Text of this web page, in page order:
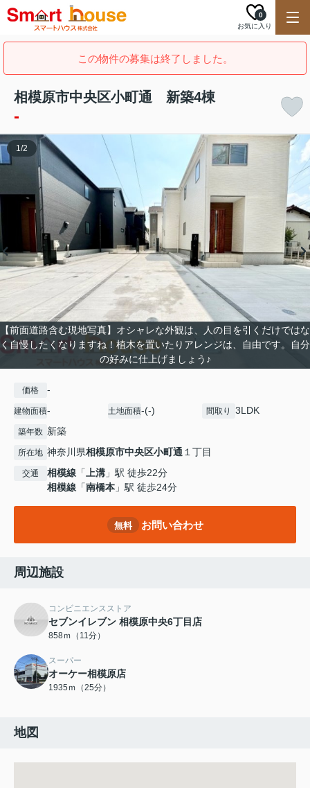
お気に入り
0
この物件の募集は終了しました。
相模原市中央区小町通 新築4棟
-
【前面道路含む現地写真】オシャレな外観は、人の目を引くだけではな
く自慢したくなりますね！植木を置いたりアレンジは、自由です。自分
の好みに仕上げましょう♪
1/2
価格 -
建物面積- 土地面積-(-) 間取り 3LDK
築年数 新築
所在地 神奈川県相模原市中央区小町通１丁目
交通 相模線 「上溝 」駅 徒歩22分
相模線 「南橋本 」駅 徒歩24分
無料 お問い合わせ
周辺施設
コンビニエンスストア
セブンイレブン 相模原中央6丁目店
858ｍ（11分）
スーパー
オーケー相模原店
1935ｍ（25分）
地図